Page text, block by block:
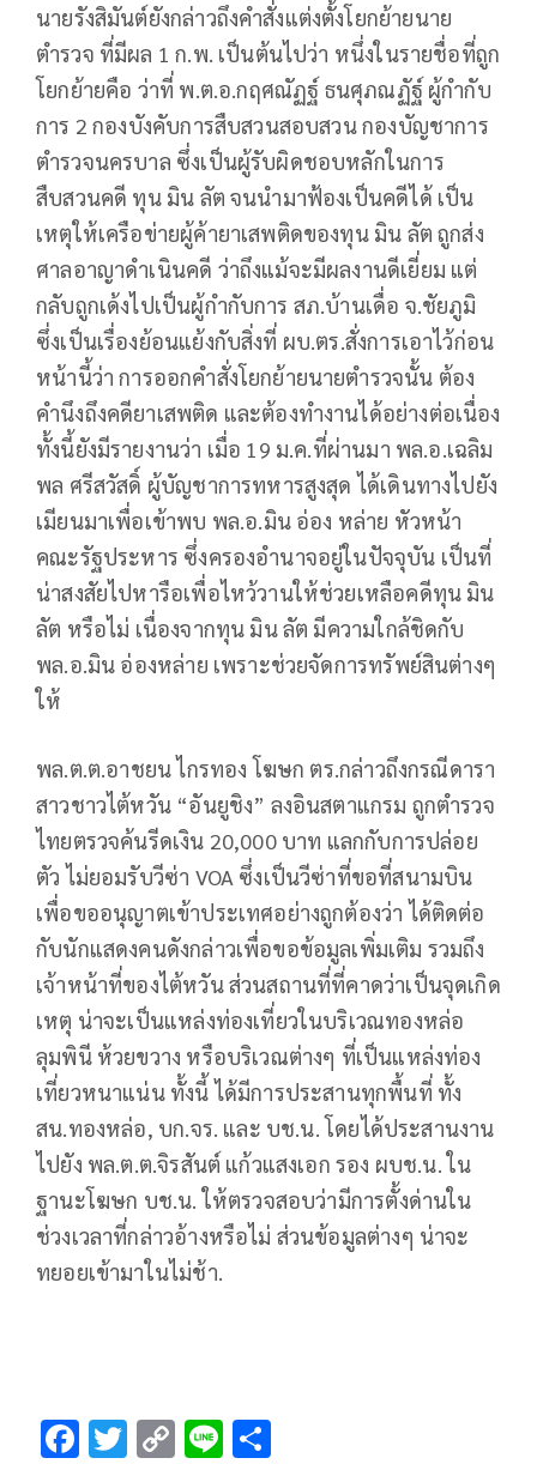
นายรังสิมันต์ยังกล่าวถึงคำสั่งแต่งตั้งโยกย้ายนาย
ตำรวจ ที่มีผล 1 ก.พ. เป็นต้นไปว่า หนึ่งในรายชื่อที่ถูก
โยกย้ายคือ ว่าที่ พ.ต.อ.กฤศณัฏฐ์ ธนศุภณฏัฐ์ ผู้กำกับ
การ 2 กองบังคับการสืบสวนสอบสวน กองบัญชาการ
ตำรวจนครบาล ซึ่งเป็นผู้รับผิดชอบหลักในการ
สืบสวนคดี ทุน มิน ลัต จนนำมาฟ้องเป็นคดีได้ เป็น
เหตุให้เครือข่ายผู้ค้ายาเสพติดของทุน มิน ลัต ถูกส่ง
ศาลอาญาดำเนินคดี ว่าถึงแม้จะมีผลงานดีเยี่ยม แต่
กลับถูกเด้งไปเป็นผู้กำกับการ สภ.บ้านเดื่อ จ.ชัยภูมิ
ซึ่งเป็นเรื่องย้อนแย้งกับสิ่งที่ ผบ.ตร.สั่งการเอาไว้ก่อน
หน้านี้ว่า การออกคำสั่งโยกย้ายนายตำรวจนั้น ต้อง
คำนึงถึงคดียาเสพติด และต้องทำงานได้อย่างต่อเนื่อง
ทั้งนี้ยังมีรายงานว่า เมื่อ 19 ม.ค.ที่ผ่านมา พล.อ.เฉลิม
พล ศรีสวัสดิ์ ผู้บัญชาการทหารสูงสุด ได้เดินทางไปยัง
เมียนมาเพื่อเข้าพบ พล.อ.มิน อ่อง หล่าย หัวหน้า
คณะรัฐประหาร ซึ่งครองอำนาจอยู่ในปัจจุบัน เป็นที่
น่าสงสัยไปหารือเพื่อไหว้วานให้ช่วยเหลือคดีทุน มิน
ลัต หรือไม่ เนื่องจากทุน มิน ลัต มีความใกล้ชิดกับ
พล.อ.มิน อ่องหล่าย เพราะช่วยจัดการทรัพย์สินต่างๆ
ให้
พล.ต.ต.อาชยน ไกรทอง โฆษก ตร.กล่าวถึงกรณีดารา
สาวชาวไต้หวัน “อันยูชิง” ลงอินสตาแกรม ถูกตำรวจ
ไทยตรวจค้นรีดเงิน 20,000 บาท แลกกับการปล่อย
ตัว ไม่ยอมรับวีซ่า VOA ซึ่งเป็นวีซ่าที่ขอที่สนามบิน
เพื่อขออนุญาตเข้าประเทศอย่างถูกต้องว่า ได้ติดต่อ
กับนักแสดงคนดังกล่าวเพื่อขอข้อมูลเพิ่มเติม รวมถึง
เจ้าหน้าที่ของไต้หวัน ส่วนสถานที่ที่คาดว่าเป็นจุดเกิด
เหตุ น่าจะเป็นแหล่งท่องเที่ยวในบริเวณทองหล่อ
ลุมพินี ห้วยขวาง หรือบริเวณต่างๆ ที่เป็นแหล่งท่อง
เที่ยวหนาแน่น ทั้งนี้ ได้มีการประสานทุกพื้นที่ ทั้ง
สน.ทองหล่อ, บก.จร. และ บช.น. โดยได้ประสานงาน
ไปยัง พล.ต.ต.จิรสันต์ แก้วแสงเอก รอง ผบช.น. ใน
ฐานะโฆษก บช.น. ให้ตรวจสอบว่ามีการตั้งด่านใน
ช่วงเวลาที่กล่าวอ้างหรือไม่ ส่วนข้อมูลต่างๆ น่าจะ
ทยอยเข้ามาในไม่ช้า.
F T C Li